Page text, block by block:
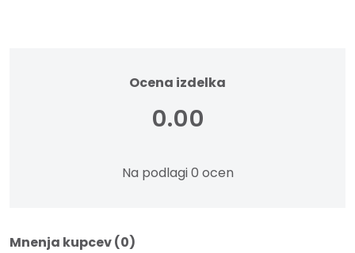
Mnenja kupcev (0)
Ocena izdelka
0.00
Na podlagi 0 ocen